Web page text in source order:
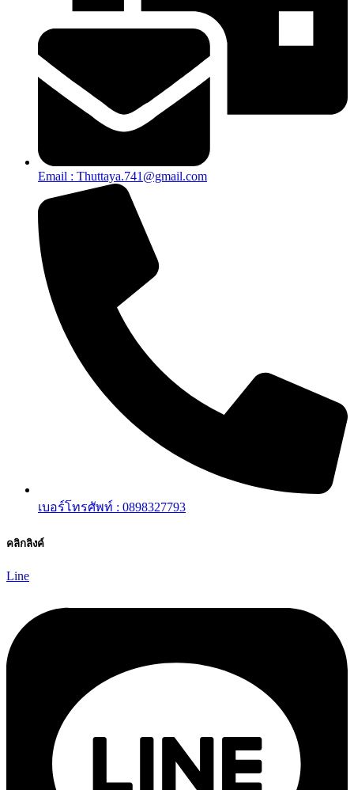
Email : Thuttaya.741@gmail.com
เบอร์โทรศัพท์ : 0898327793
คลิกลิงค์
Line